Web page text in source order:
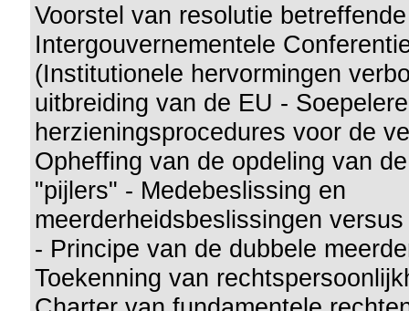
Voorstel van resolutie
Intergouvernementele
(Institutionele hervormingen
uitbreiding van de EU - Soepelere
herzieningsprocedures voor de
Opheffing van de opdeling van
"pijlers" - Medebeslissing en
meerderheidsbeslissingen
- Principe van de dubbele
Toekenning van